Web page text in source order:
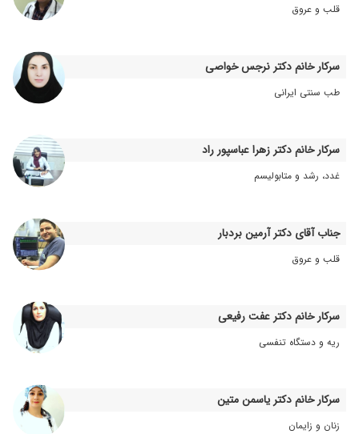
۱۴۰۱/۰۴/۳۰
با حرفهای امید بخششان در مورد کم خونی امید
بخش بودن . انشاالله به کمک خدا و مداوای اقای
۱۴۰۰/۱۲/۰۳
۱۴۰۱/۱۲/۱۴
واقعا دکتر ماهری هستند من کم خونی داشتم با یک
نسخه برطرف شد
۱۴۰۲/۱۰/۱۷
خوده در مثانه فقط کراتینم پاینه سروم وصل نمیکنن
مشگلم بدجور شده
۱۴۰۲/۰۸/۰۳
۱۴۰۰/۱۰/۱۲
قرارداد داشتن، ویزیت هر ماه کلی هزینه میشه،
اصلا هم دوست ندارم پیش یه دکتر دیگه برم
کم خونی و پلاکت خون پایین. خدا خیرشون بده
۱۴۰۰/۰۷/۲۵
بسیار عالی بود ۱۴۰۲/۱۱/۱۵
۱۴۰۲/۰۲/۲۳
قلب و عروق
سرکار خانم دکتر نرجس خواصی
طب سنتی ایرانی
سرکار خانم دکتر زهرا عباسپور راد
غدد، رشد و متابولیسم
جناب آقای دکتر آرمین بردبار
قلب و عروق
سرکار خانم دکتر عفت رفیعی
ریه و دستگاه تنفسی
سرکار خانم دکتر یاسمن متین
زنان و زایمان